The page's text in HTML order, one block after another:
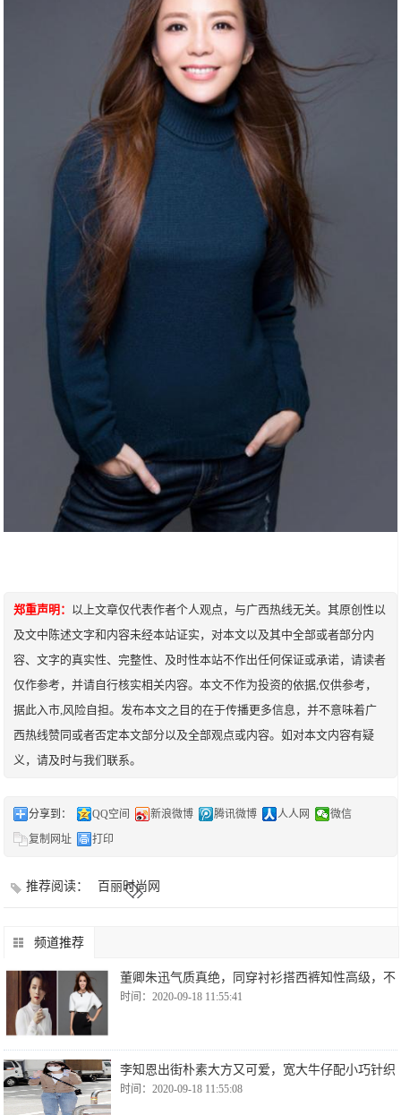
郑重声明： 以上文章仅代表作者个人观点，与广西热线无关。其原创性以
及文中陈述文字和内容未经本站证实，对本文以及其中全部或者部分内
容、文字的真实性、完整性、及时性本站不作出任何保证或承诺，请读者
仅作参考，并请自行核实相关内容。本文不作为投资的依据,仅供参考，
据此入市,风险自担。发布本文之目的在于传播更多信息，并不意味着广
西热线赞同或者否定本文部分以及全部观点或内容。如对本文内容有疑
义，请及时与我们联系。
分享到： QQ空间 新浪微博 腾讯微博 人人网
微信
复制网址
打印
推荐阅读： 百丽时尚网
频道推荐
董卿朱迅气质真绝，同穿衬衫搭西裤知性高级，不
时间：2020-09-18 11:55:41
李知恩出街朴素大方又可爱，宽大牛仔配小巧针织
时间：2020-09-18 11:55:08